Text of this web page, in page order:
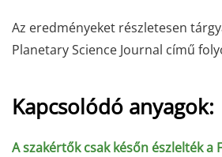
Az eredményeket részletesen
Planetary Science Journal című
Kapcsolódó anyagok:
A szakértők csak későn észlelték a